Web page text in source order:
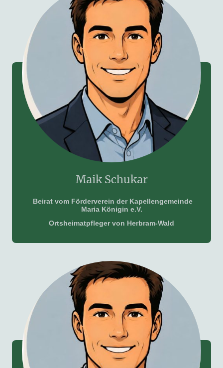
Maik Schukar
Beirat vom Förderverein der Kapellengemeinde
Maria Königin e.V.
Ortsheimatpfleger von Herbram-Wald